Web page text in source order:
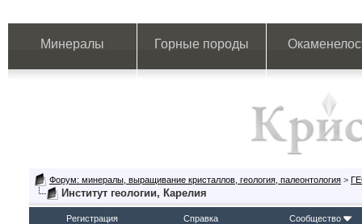
Минералы Горные породы
Форум: минералы, выращивание кристаллов, геология, палеонтология >
Институт геологии, Карелия
Регистрация Справка Сообщество